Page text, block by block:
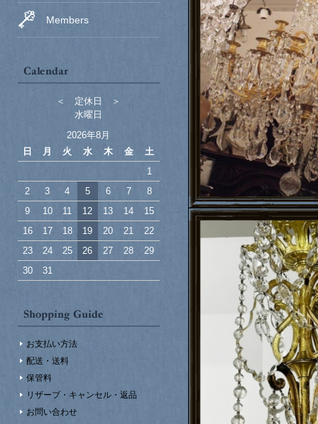
Members
＜ 定休日 ＞
水曜日
2026年8月
日
月 火 水 木 金
土
1
2
3 4 5 6 7
8
9
10 11 12 13 14
15
16
17 18 19 20 21
22
23
24 25 26 27 28
29
30
31
お支払い方法
配送・送料
保管料
リザーブ・キャンセル・返品
お問い合わせ